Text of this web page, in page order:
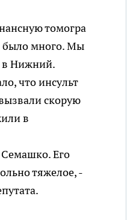
томогра
было много. Мы
в Нижний.
что инсульт
скорую
в
Его
тяжелое, -